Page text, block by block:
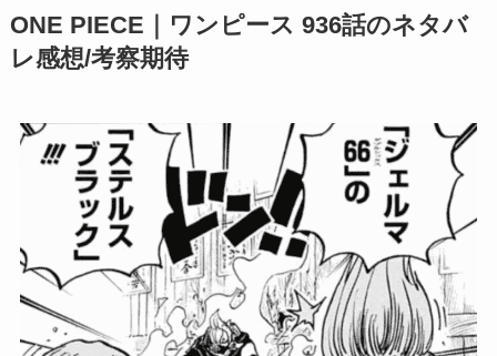
ONE PIECE｜ワンピース 936話のネタバ
レ感想/考察期待